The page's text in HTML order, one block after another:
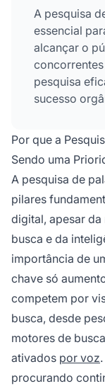
A pesquisa
essencial
alcançar o
pesquisa
sucesso
cenário
Por que a
Sendo uma
A pesquisa de
pilares
digital, apesar
busca e da
importância de
chave só
competem por
busca, desde
motores de
ativados por voz
procurando